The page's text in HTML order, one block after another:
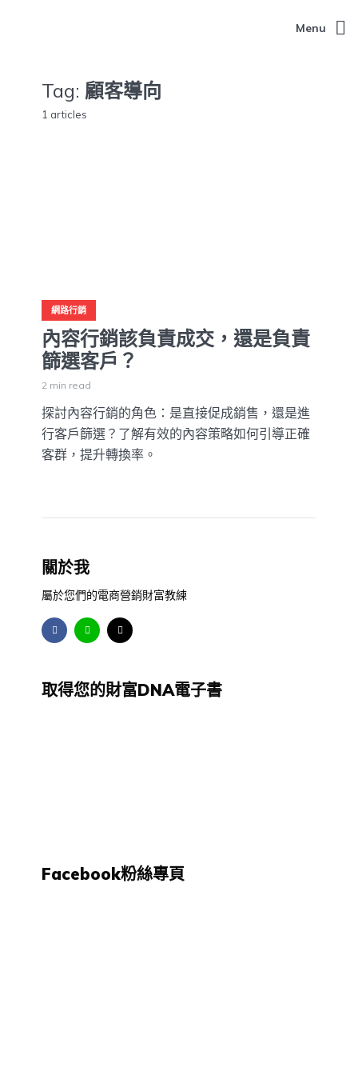
Menu
Tag: 顧客導向
1 articles
網路行銷
內容行銷該負責成交，還是負責
篩選客戶？
2 min read
探討內容行銷的角色：是直接促成銷售，還是進
行客戶篩選？了解有效的內容策略如何引導正確
客群，提升轉換率。
關於我
屬於您們的電商營銷財富教練
取得您的財富DNA電子書
Facebook粉絲專頁